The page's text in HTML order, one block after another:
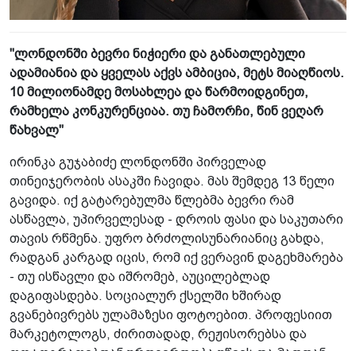
"ლონდონში ბევრი ნიჭიერი და განათლებული
ადამიანია და ყველას აქვს ამბიცია, მეტს მიაღწიოს.
10 მილიონამდე მოსახლეა და წარმოიდგინეთ,
რამხელა კონკურენციაა. თუ ჩამორჩი, წინ ვეღარ
წახვალ"
ირინკა გუჯაბიძე ლონდონში პირველად
თინეიჯერობის ასაკში ჩავიდა. მას შემდეგ 13 წელი
გავიდა. იქ გატარებულმა წლებმა ბევრი რამ
ასწავლა, უპირველესად - დროის ფასი და საკუთარი
თავის რწმენა. უფრო ბრძოლისუნარიანიც გახდა,
რადგან კარგად იცის, რომ იქ ვერავინ დაგეხმარება
- თუ ისწავლი და იშრომებ, აუცილებლად
დაგიფასდება. სოციალურ ქსელში ხშირად
გვანებივრებს ულამაზესი ფოტოებით. პროფესიით
მარკეტოლოგს, ძირითადად, რეჟისორებსა და